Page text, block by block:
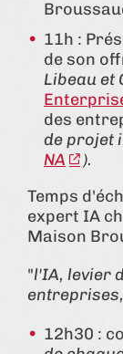
11h :
de son
Libeau et
des
de projet
NA
).
Temps
expert IA
Maison
"l'IA, levier
12h30 :